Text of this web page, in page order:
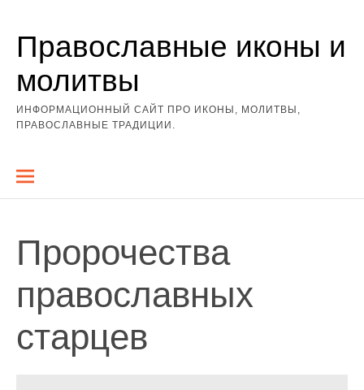
содержимому
Православные иконы и
молитвы
ИНФОРМАЦИОННЫЙ САЙТ ПРО ИКОНЫ, МОЛИТВЫ,
ПРАВОСЛАВНЫЕ ТРАДИЦИИ.
Пророчества
православных
старцев